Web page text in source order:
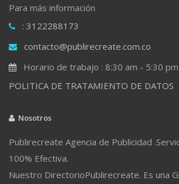
Para más información
: 3122288173
contacto@publirecreate.com.co
Horario de trabajo : 8:30 am - 5:30 pm
POLITICA DE TRATAMIENTO DE DATOS
Nosotros
Publirecreate Agencia de Publicidad
100% Efectiva.
Nuestro DirectorioPublirecreate. Es una